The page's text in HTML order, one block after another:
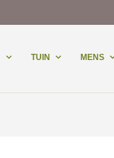
TUIN MENS